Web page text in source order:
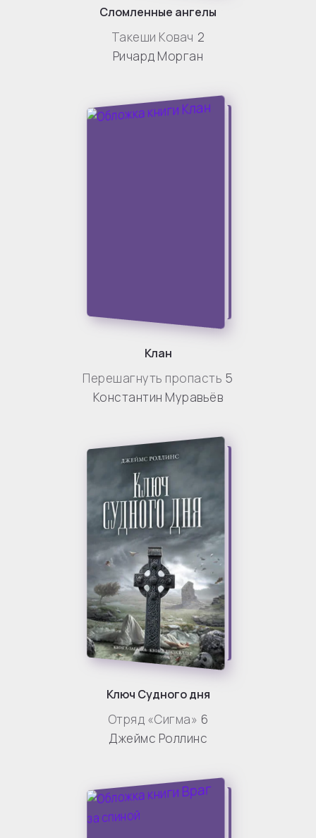
Сломленные ангелы
Такеши Ковач 2
Ричард Морган
Клан
Перешагнуть пропасть 5
Константин Муравьёв
Ключ Судного дня
Отряд «Сигма» 6
Джеймс Роллинс